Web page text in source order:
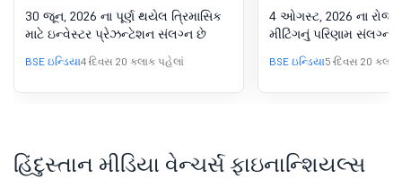
30 (LODR) હેઠળ જાહેરાત -
ઇન્વેસ્ટર પ્રેઝન્ટેશન
30 જૂન, 2026 ના પૂર્ણ થયેલ ત્રિમાસિક
માટે ઇન્વેસ્ટર પ્રેઝન્ટેશન સંલગ્ન છે
BSE ઇન્ડિયા4 દિવસ 20 કલાક પહેલાં
2026 ના રોજ
મીટિંગના પરિણામ
મીટિંગનું પરિણામ
4 ઓગસ્ટ, 2026 ના રોજ
મીટિંગનું પરિણામ સંલગ્ન
BSE ઇન્ડિયા5 દિવસ 20
હિંદુસ્તાન મીડિયા વેન્ચર્સ ફાઇનાન્શિયલ્સ